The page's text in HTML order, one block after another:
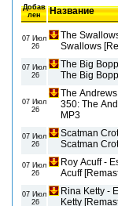
Добав
лен
Название
07 Июл
26
The
Swallows
07 Июл
26
The Big
The Big
07 Июл
26
The
350: The
MP3
07 Июл
26
Scatman
Scatman
07 Июл
26
Roy Acuff -
Acuff
07 Июл
26
Rina Ketty -
Ketty